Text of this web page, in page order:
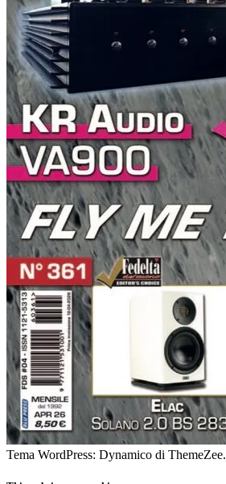
Tema WordPress: Dynamico di ThemeZee.